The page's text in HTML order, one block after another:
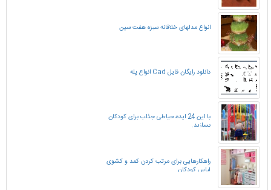
انواع مدلهای خلاقانه سبزه هفت سین
دانلود رایگان فایل Cad انواع پله
با این 24 ایده،حیاطی جذاب برای کودکان
بسازید.
راهکارهایی برای مرتب کردن کمد و کشوی
لباس کودکان